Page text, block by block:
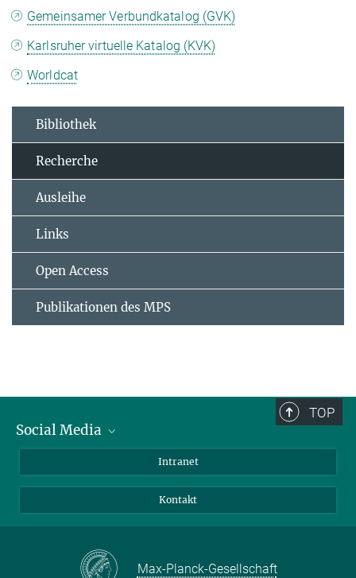
Gemeinsamer Verbundkatalog (GVK)
Karlsruher virtuelle Katalog (KVK)
Worldcat
Bibliothek
Recherche
Ausleihe
Links
Open Access
Publikationen des MPS
TOP
Social Media
Facebook
Instagram
Mastodon
Intranet
Kontakt
Max-Planck-Gesellschaft